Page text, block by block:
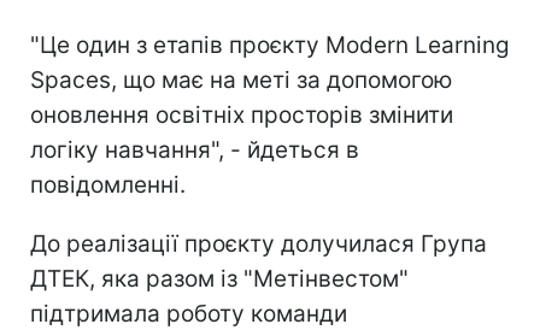
"Це один з етапів проєкту Modern Learning
Spaces, що має на меті за допомогою
оновлення освітніх просторів змінити
логіку навчання", - йдеться в
повідомленні.
До реалізації проєкту долучилася Група
ДТЕК, яка разом із "Метінвестом"
підтримала роботу команди